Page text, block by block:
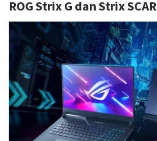
ROG Strix G dan Strix SCAR